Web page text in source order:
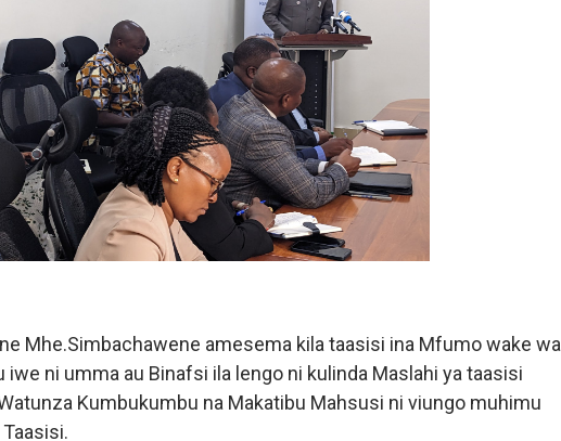
Mhe.Simbachawene amesema kila taasisi ina Mfumo wake wa
ni umma au Binafsi ila lengo ni kulinda Maslahi ya taasisi
Kumbukumbu na Makatibu Mahsusi ni viungo muhimu